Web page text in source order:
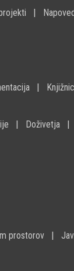
Doživetja
prostorov